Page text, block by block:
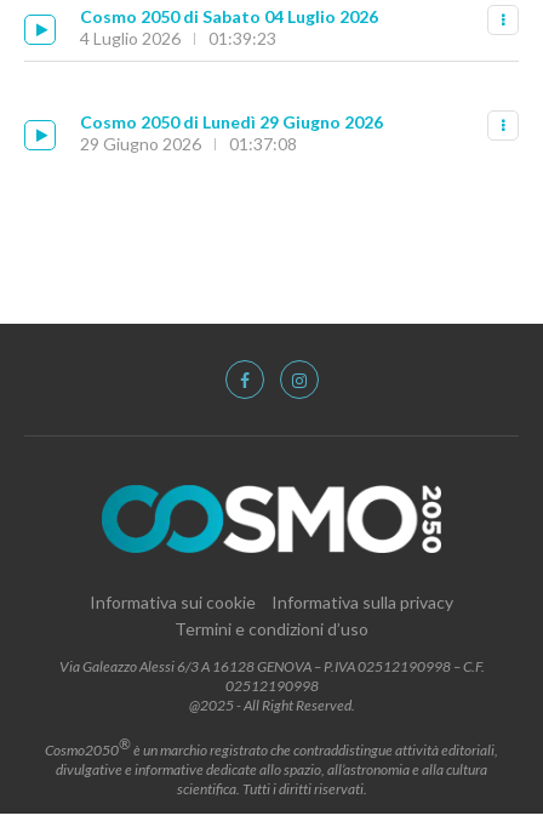
Cosmo 2050 di Sabato 04 Luglio 2026
4 Luglio 2026
01:39:23
Cosmo 2050 di Lunedì 29 Giugno 2026
29 Giugno 2026
01:37:08
Informativa sui cookie
Informativa sulla privacy
Termini e condizioni d’uso
Via Galeazzo Alessi 6/3 A 16128 GENOVA – P.IVA 02512190998 – C.F.
02512190998
@2025 - All Right Reserved.
Cosmo2050®è un marchio registrato che contraddistingue attività editoriali,
divulgative e informative dedicate allo spazio, all’astronomia e alla cultura
scientifica. Tutti i diritti riservati.